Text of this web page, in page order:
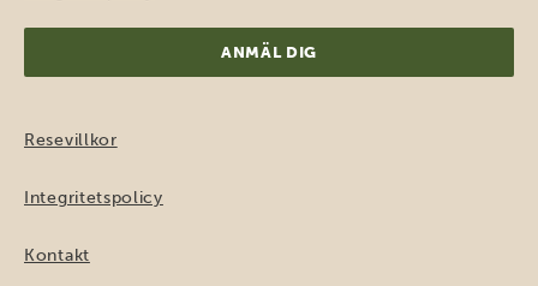
Resevillkor
Integritetspolicy
Kontakt